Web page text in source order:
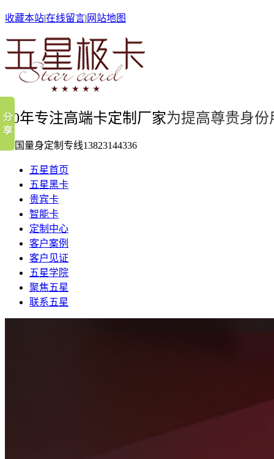
收藏本站|在线留言| 网站地图
10年专注高端卡定制厂家为提高尊贵身份
全国量身定制专线13823144336
五星首页
五星黑卡
贵宾卡
智能卡
定制中心
客户案例
客户见证
五星学院
聚焦五星
联系五星